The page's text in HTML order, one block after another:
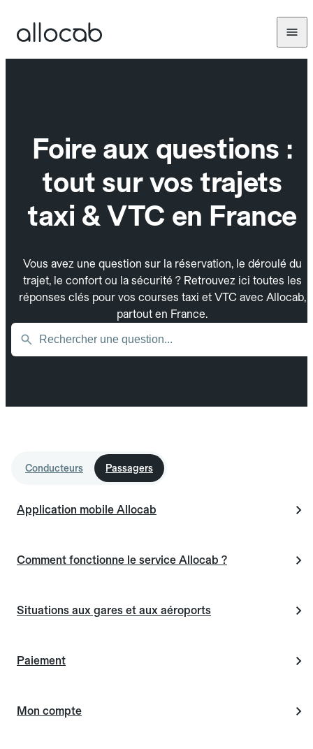
Foire aux questions :
tout sur vos trajets
taxi & VTC en France
Vous avez une question sur la réservation, le déroulé du
trajet, le confort ou la sécurité ? Retrouvez ici toutes les
réponses clés pour vos courses taxi et VTC avec Allocab,
partout en France.
Conducteurs Passagers
Application mobile Allocab
Comment fonctionne le service Allocab ?
Situations aux gares et aux aéroports
Paiement
Mon compte